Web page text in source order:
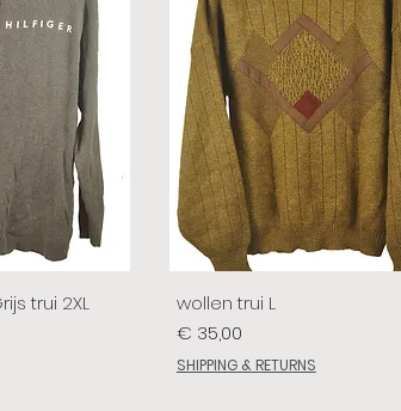
trui 2XL
wollen trui L
Prijs
€ 35,00
SHIPPING & RETURNS